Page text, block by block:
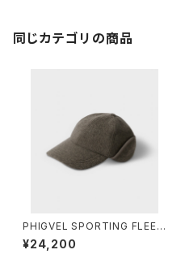
同じカテゴリの商品
PHIGVEL SPORTING FLEEC
E CAP
¥24,200